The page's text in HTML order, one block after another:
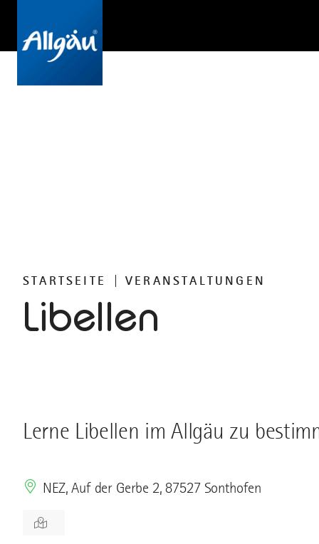
STARTSEITE VERANSTALTUNGEN
Libellen
Lerne Libellen im Allgäu zu
NEZ, Auf der Gerbe 2, 87527 Sonthofen